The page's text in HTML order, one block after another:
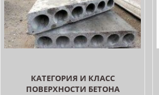
КАТЕГОРИЯ И КЛАСС
ПОВЕРХНОСТИ БЕТОНА